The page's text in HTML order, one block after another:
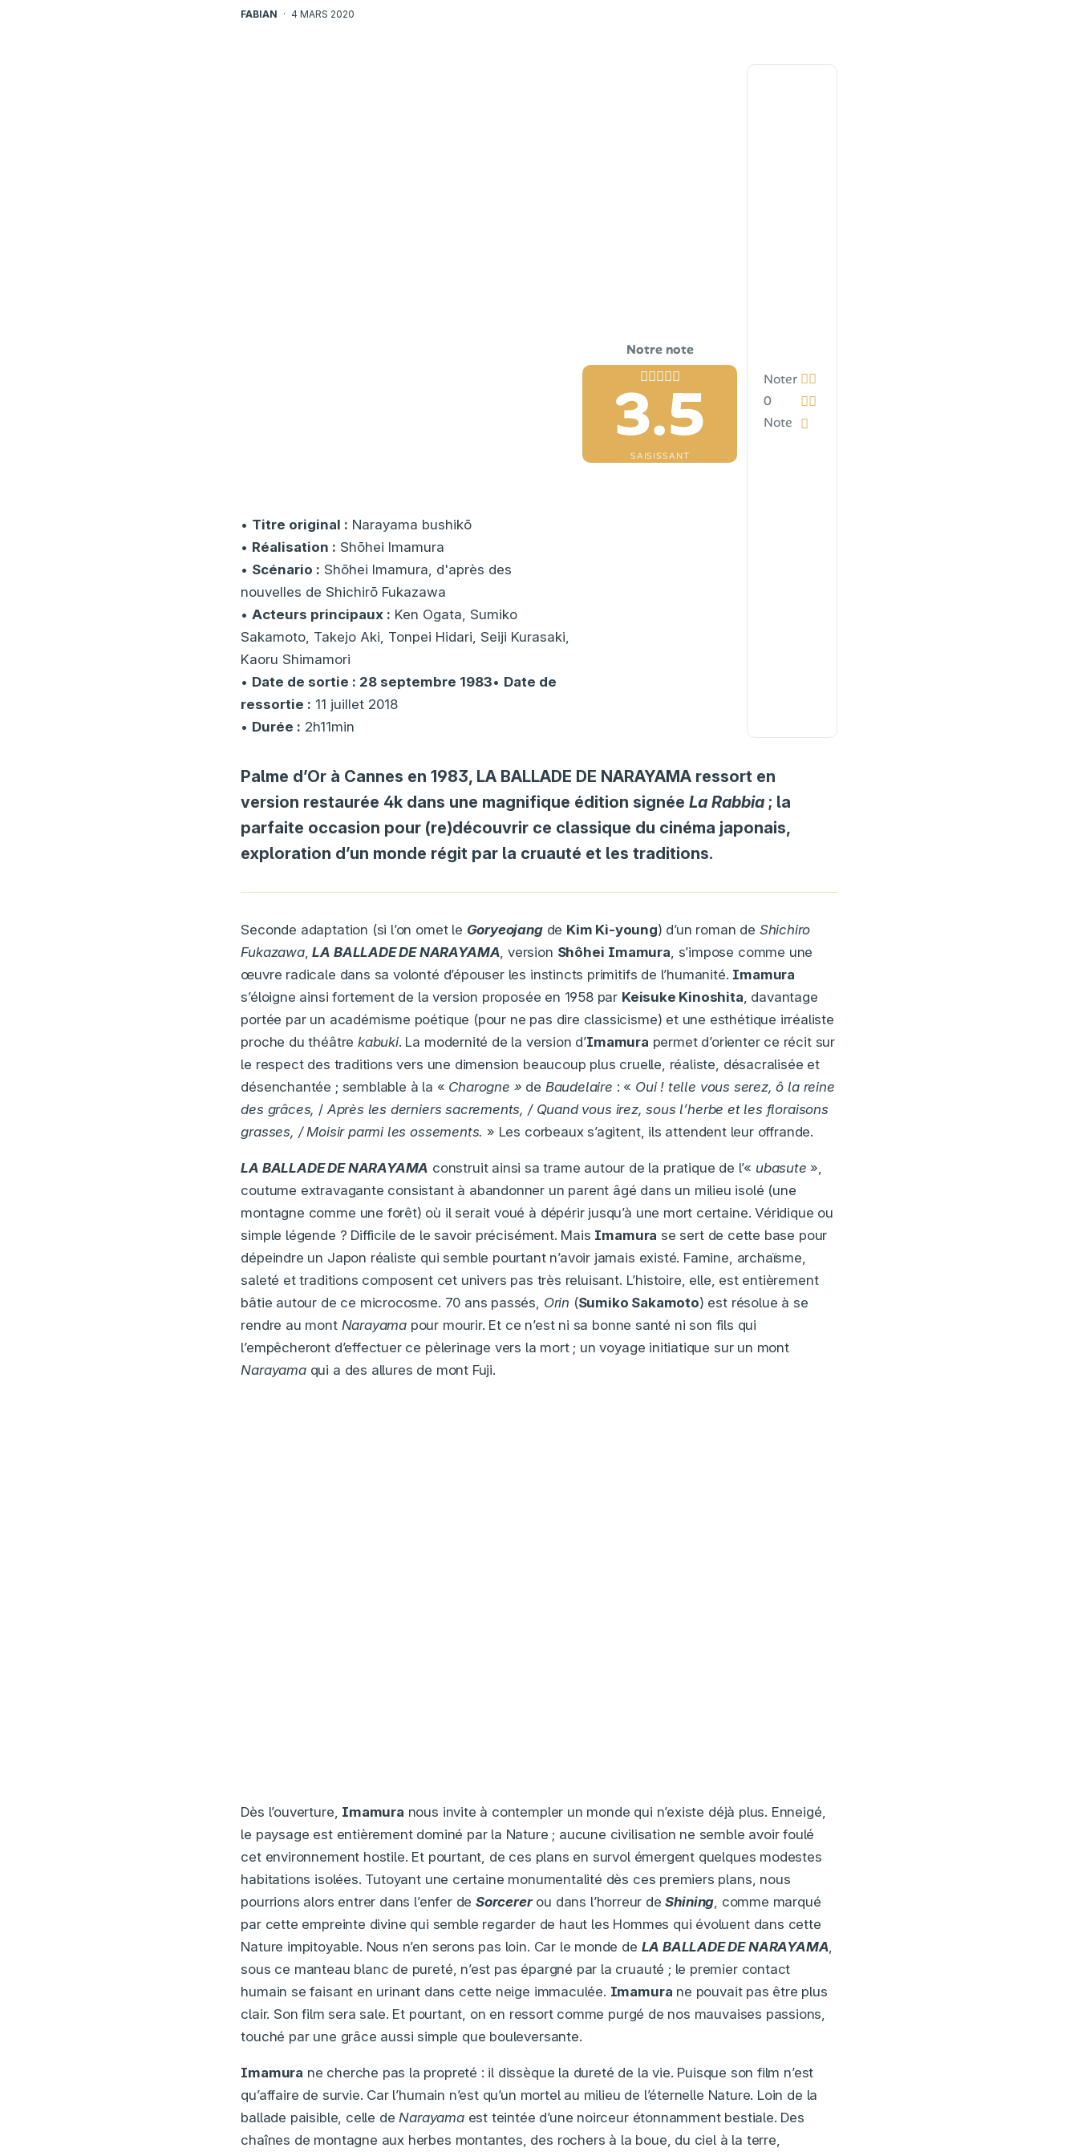
FABIAN · 4 MARS 2020
Palme d’Or à Cannes en 1983, LA BALLADE DE NARAYAMA ressort en
version restaurée 4k dans une magnifique édition signéeLa Rabbia ; la
parfaite occasion pour (re)découvrir ce classique du cinéma japonais,
exploration d’un monde régit par la cruauté et les traditions.
Seconde adaptation (si l’on omet le Goryeojangde Kim Ki-young) d’un roman de Shichiro
Fukazawa,LA BALLADE DE NARAYAMA , version Shôhei Imamura , s’impose comme une
œuvre radicale dans sa volonté d’épouser les instincts primitifs de l’humanité. Imamura
s’éloigne ainsi fortement de la version proposée en 1958 par Keisuke Kinoshita , davantage
portée par un académisme poétique (pour ne pas dire classicisme) et une esthétique irréaliste
proche du théâtre kabuki. La modernité de la version d’Imamura permet d’orienter ce récit sur
le respect des traditions vers une dimension beaucoup plus cruelle, réaliste, désacralisée et
désenchantée ; semblable à la « Charogne » de Baudelaire : « Oui ! telle vous serez, ô la reine
des grâces, / Après les derniers sacrements, / Quand vous irez, sous l’herbe et les floraisons
grasses, / Moisir parmi les ossements. » Les corbeaux s’agitent, ils attendent leur offrande.
LA BALLADE DE NARAYAMA construit ainsi sa trame autour de la pratique de l’« ubasute »,
coutume extravagante consistant à abandonner un parent âgé dans un milieu isolé (une
montagne comme une forêt) où il serait voué à dépérir jusqu’à une mort certaine. Véridique ou
simple légende ? Difficile de le savoir précisément. Mais Imamura se sert de cette base pour
dépeindre un Japon réaliste qui semble pourtant n’avoir jamais existé. Famine, archaïsme,
saleté et traditions composent cet univers pas très reluisant. L’histoire, elle, est entièrement
bâtie autour de ce microcosme. 70 ans passés, Orin (Sumiko Sakamoto) est résolue à se
rendre au mont Narayama pour mourir. Et ce n’est ni sa bonne santé ni son fils qui
l’empêcheront d’effectuer ce pèlerinage vers la mort ; un voyage initiatique sur un mont
Narayamaqui a des allures de mont Fuji.
Dès l’ouverture, Imamura nous invite à contempler un monde qui n’existe déjà plus. Enneigé,
le paysage est entièrement dominé par la Nature ; aucune civilisation ne semble avoir foulé
cet environnement hostile. Et pourtant, de ces plans en survol émergent quelques modestes
habitations isolées. Tutoyant une certaine monumentalité dès ces premiers plans, nous
pourrions alors entrer dans l’enfer deSorcererou dans l’horreur deShining, comme marqué
par cette empreinte divine qui semble regarder de haut les Hommes qui évoluent dans cette
Nature impitoyable. Nous n’en serons pas loin. Car le monde de LA BALLADE DE NARAYAMA,
sous ce manteau blanc de pureté, n’est pas épargné par la cruauté ; le premier contact
humain se faisant en urinant dans cette neige immaculée. Imamura ne pouvait pas être plus
clair. Son film sera sale. Et pourtant, on en ressort comme purgé de nos mauvaises passions,
touché par une grâce aussi simple que bouleversante.
Imamura ne cherche pas la propreté : il dissèque la dureté de la vie. Puisque son film n’est
qu’affaire de survie. Car l’humain n’est qu’un mortel au milieu de l’éternelle Nature. Loin de la
ballade paisible, celle deNarayamaest teintée d’une noirceur étonnamment bestiale. Des
chaînes de montagne aux herbes montantes, des rochers à la boue, du ciel à la terre,
Noter
0
Note
• Titre original : Narayama bushikō
• Réalisation : Shōhei Imamura
• Scénario : Shōhei Imamura, d'après des
nouvelles de Shichirō Fukazawa
•Acteurs principaux : Ken Ogata, Sumiko
Sakamoto, Takejo Aki, Tonpei Hidari, Seiji Kurasaki,
Kaoru Shimamori
• Date de sortie : 28 septembre 1983• Date de
ressortie : 11 juillet 2018
• Durée : 2h11min
3.5
SAISISSANT